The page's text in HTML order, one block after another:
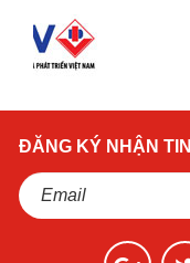
ĐĂNG KÝ NHẬN TIN